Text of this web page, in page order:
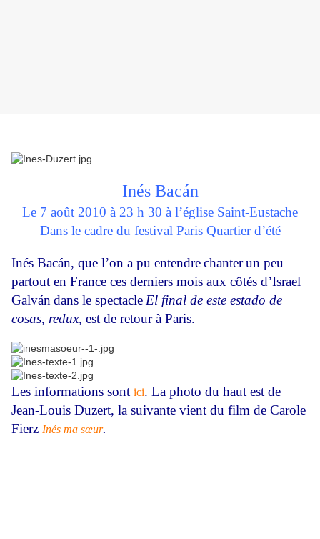
Inés Bacán
Le 7 août 2010 à 23 h 30 à l’église Saint-Eustache
Dans le cadre du festival Paris Quartier d’été
Inés Bacán, que l’on a pu entendrechanterun peu
partout en France ces derniers mois aux côtés d’Israel
Galván dans le spectacle El final de este estado de
cosas, redux, est de retour à Paris.
Les informations sont ici. La photo du haut est de
Jean-Louis Duzert, la suivante vient du film de Carole
Fierz Inés ma sœur.